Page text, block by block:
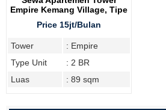
Empire Kemang Village, Tipe
Price 15jt/Bulan
Tower
: Empire
Type Unit
: 2 BR
Luas
: 89 sqm